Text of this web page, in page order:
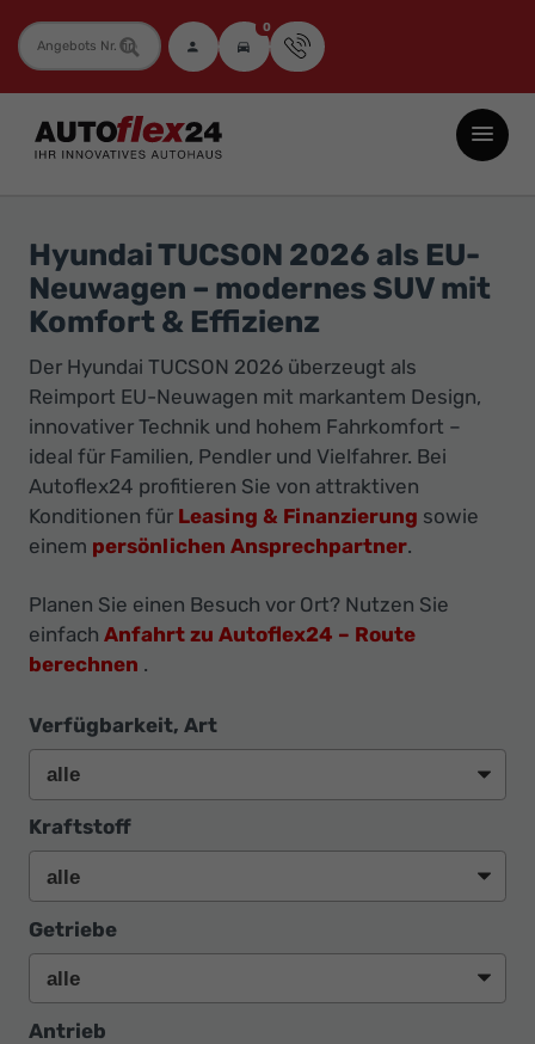
Fahrzeugnummer 0
Autoflex24
GmbH
Neuwagen
Jahreswagen
und
Gebrauchtwagen
zu
Top-
Preisen
-
Ihr
Autohaus
Hyundai TUCSON 2026 als EU-
Neuwagen – modernes SUV mit
Komfort & Effizienz
Der Hyundai TUCSON 2026 überzeugt als
Reimport EU-Neuwagen mit markantem Design,
innovativer Technik und hohem Fahrkomfort –
ideal für Familien, Pendler und Vielfahrer. Bei
Autoflex24 profitieren Sie von attraktiven
Konditionen für Leasing & Finanzierung sowie
einem persönlichen Ansprechpartner.
Planen Sie einen Besuch vor Ort? Nutzen Sie
einfach Anfahrt zu Autoflex24 – Route
berechnen .
Verfügbarkeit, Art
Kraftstoff
Getriebe
Antrieb